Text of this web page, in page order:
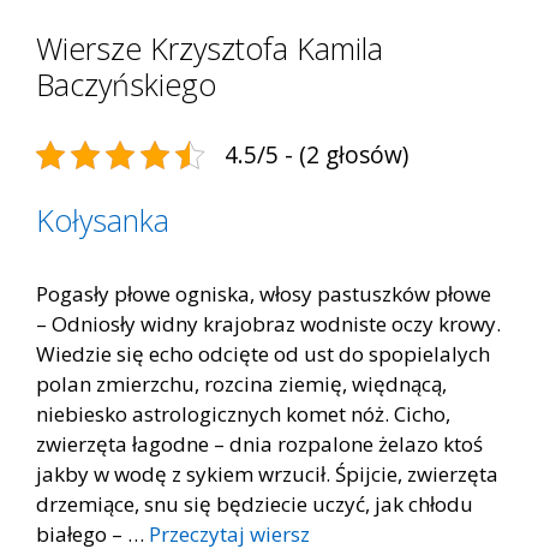
Wiersze Krzysztofa Kamila
Baczyńskiego
4.5/5 - (2 głosów)
Kołysanka
Pogasły płowe ogniska, włosy pastuszków płowe
– Odniosły widny krajobraz wodniste oczy krowy.
Wiedzie się echo odcięte od ust do spopielalych
polan zmierzchu, rozcina ziemię, więdnącą,
niebiesko astrologicznych komet nóż. Cicho,
zwierzęta łagodne – dnia rozpalone żelazo ktoś
jakby w wodę z sykiem wrzucił. Śpijcie, zwierzęta
drzemiące, snu się będziecie uczyć, jak chłodu
białego – … Przeczytaj wiersz